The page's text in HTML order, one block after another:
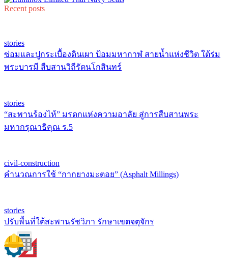
Recent posts
stories
ซ่อมและปูกระเบื้องดินเผา ป้อมมหากาฬ สายน้ำแห่งชีวิต ใต้ร่ม
พระบารมี สืบสานวิถีรัตนโกสินทร์
stories
“สะพานร้องไห้” มรดกแห่งความอาลัย สู่การสืบสานพระ
มหากรุณาธิคุณ ร.5
civil-construction
คำนวณการใช้ “กากยางมะตอย” (Asphalt Millings)
stories
ปรับพื้นที่ใต้สะพานรัชวิภา รักษาเขตจตุจักร